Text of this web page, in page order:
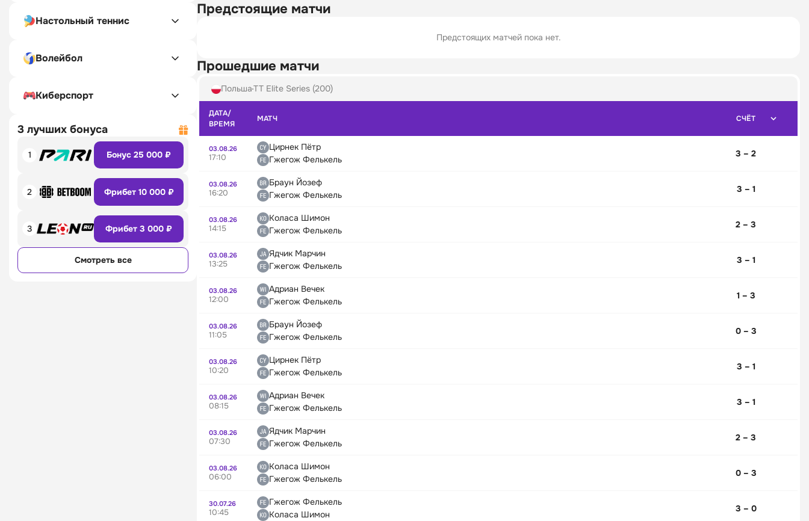
Настольный теннис
Волейбол
Киберспорт
3 лучших бонуса
1 Бонус 25 000 ₽
2 Фрибет 10 000 ₽
3 Фрибет 3 000 ₽
Смотреть все
Предстоящие матчи
Предстоящих матчей пока нет.
Прошедшие матчи
ПольшаTT Elite Series (200)
ДАТА/
ВРЕМЯ
МАТЧ СЧЁТ
03.08.26
17:10
Цирнек Пётр
Гжегож Фелькель
3 – 2
03.08.26
16:20
Браун Йозеф
Гжегож Фелькель
3 – 1
03.08.26
14:15
Коласа Шимон
Гжегож Фелькель
2 – 3
03.08.26
13:25
Ядчик Марчин
Гжегож Фелькель
3 – 1
03.08.26
12:00
Адриан Вечек
Гжегож Фелькель
1 – 3
03.08.26
11:05
Браун Йозеф
Гжегож Фелькель
0 – 3
03.08.26
10:20
Цирнек Пётр
Гжегож Фелькель
3 – 1
03.08.26
08:15
Адриан Вечек
Гжегож Фелькель
3 – 1
03.08.26
07:30
Ядчик Марчин
Гжегож Фелькель
2 – 3
03.08.26
06:00
Коласа Шимон
Гжегож Фелькель
0 – 3
30.07.26
10:45
Гжегож Фелькель
Коласа Шимон
3 – 0